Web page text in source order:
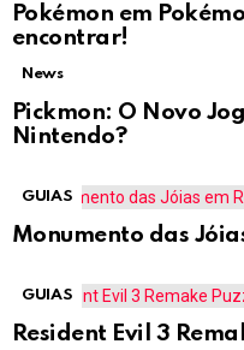
Pokémon em
encontrar!
News
Pickmon: O Novo
Nintendo?
GUIAS
Monumento das
GUIAS
Resident Evil 3